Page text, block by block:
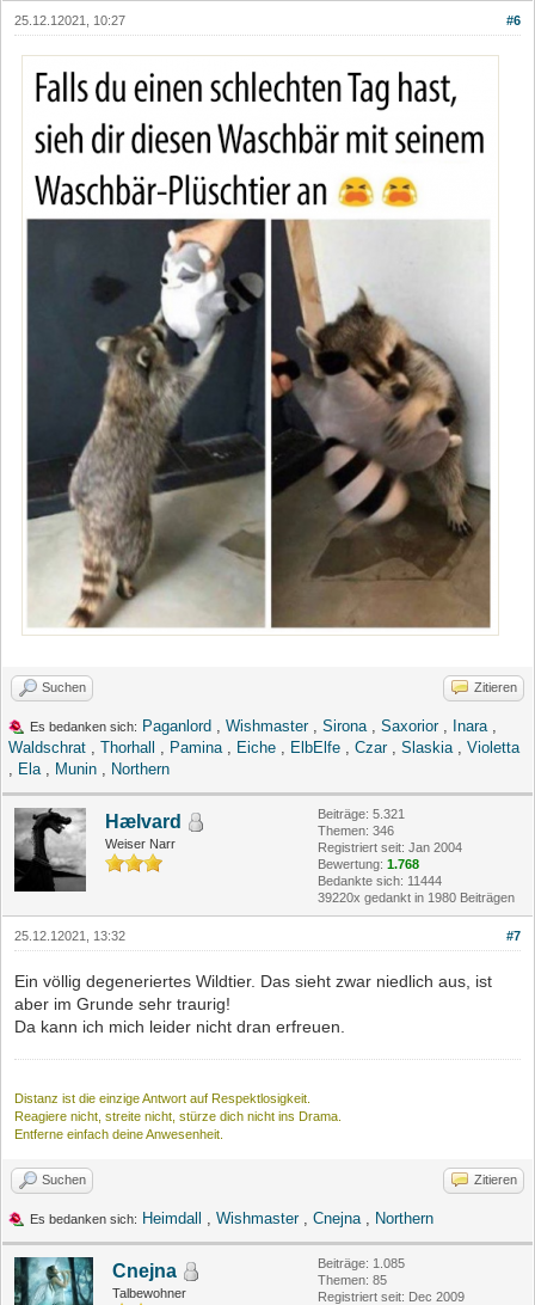
#6
25.12.12021, 10:27
Suchen Zitieren
Es bedanken sich: Paganlord , Wishmaster, Sirona, Saxorior, Inara,
Waldschrat , Thorhall , Pamina, Eiche , ElbElfe , Czar, Slaskia, Violetta
, Ela, Munin , Northern
Hælvard
Weiser Narr
Beiträge: 5.321
Themen: 346
Registriert seit: Jan 2004
Bewertung: 1.768
Bedankte sich: 11444
39220x gedankt in 1980 Beiträgen
#7
25.12.12021, 13:32
Ein völlig degeneriertes Wildtier. Das sieht zwar niedlich aus, ist
aber im Grunde sehr traurig!
Da kann ich mich leider nicht dran erfreuen.
Distanz ist die einzige Antwort auf Respektlosigkeit.
Reagiere nicht, streite nicht, stürze dich nicht ins Drama.
Entferne einfach deine Anwesenheit.
Suchen Zitieren
Es bedanken sich: Heimdall , Wishmaster, Cnejna, Northern
Cnejna
Talbewohner
Beiträge: 1.085
Themen: 85
Registriert seit: Dec 2009